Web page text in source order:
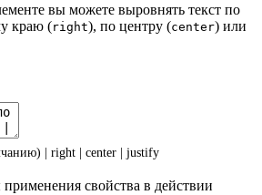
вы можете выровнять текст по
краю (right), по центру (center) или
) right center justify
свойства в действии